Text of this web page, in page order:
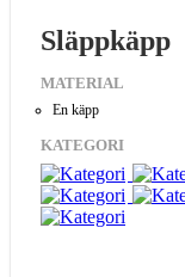
Släppkäpp
MATERIAL
En käpp
KATEGORI